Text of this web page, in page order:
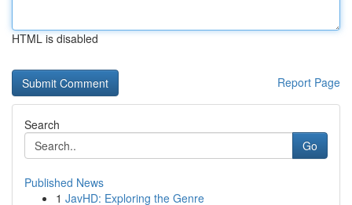
HTML is disabled
Report Page
Search
Go
Published News
1 JavHD: Exploring the Genre